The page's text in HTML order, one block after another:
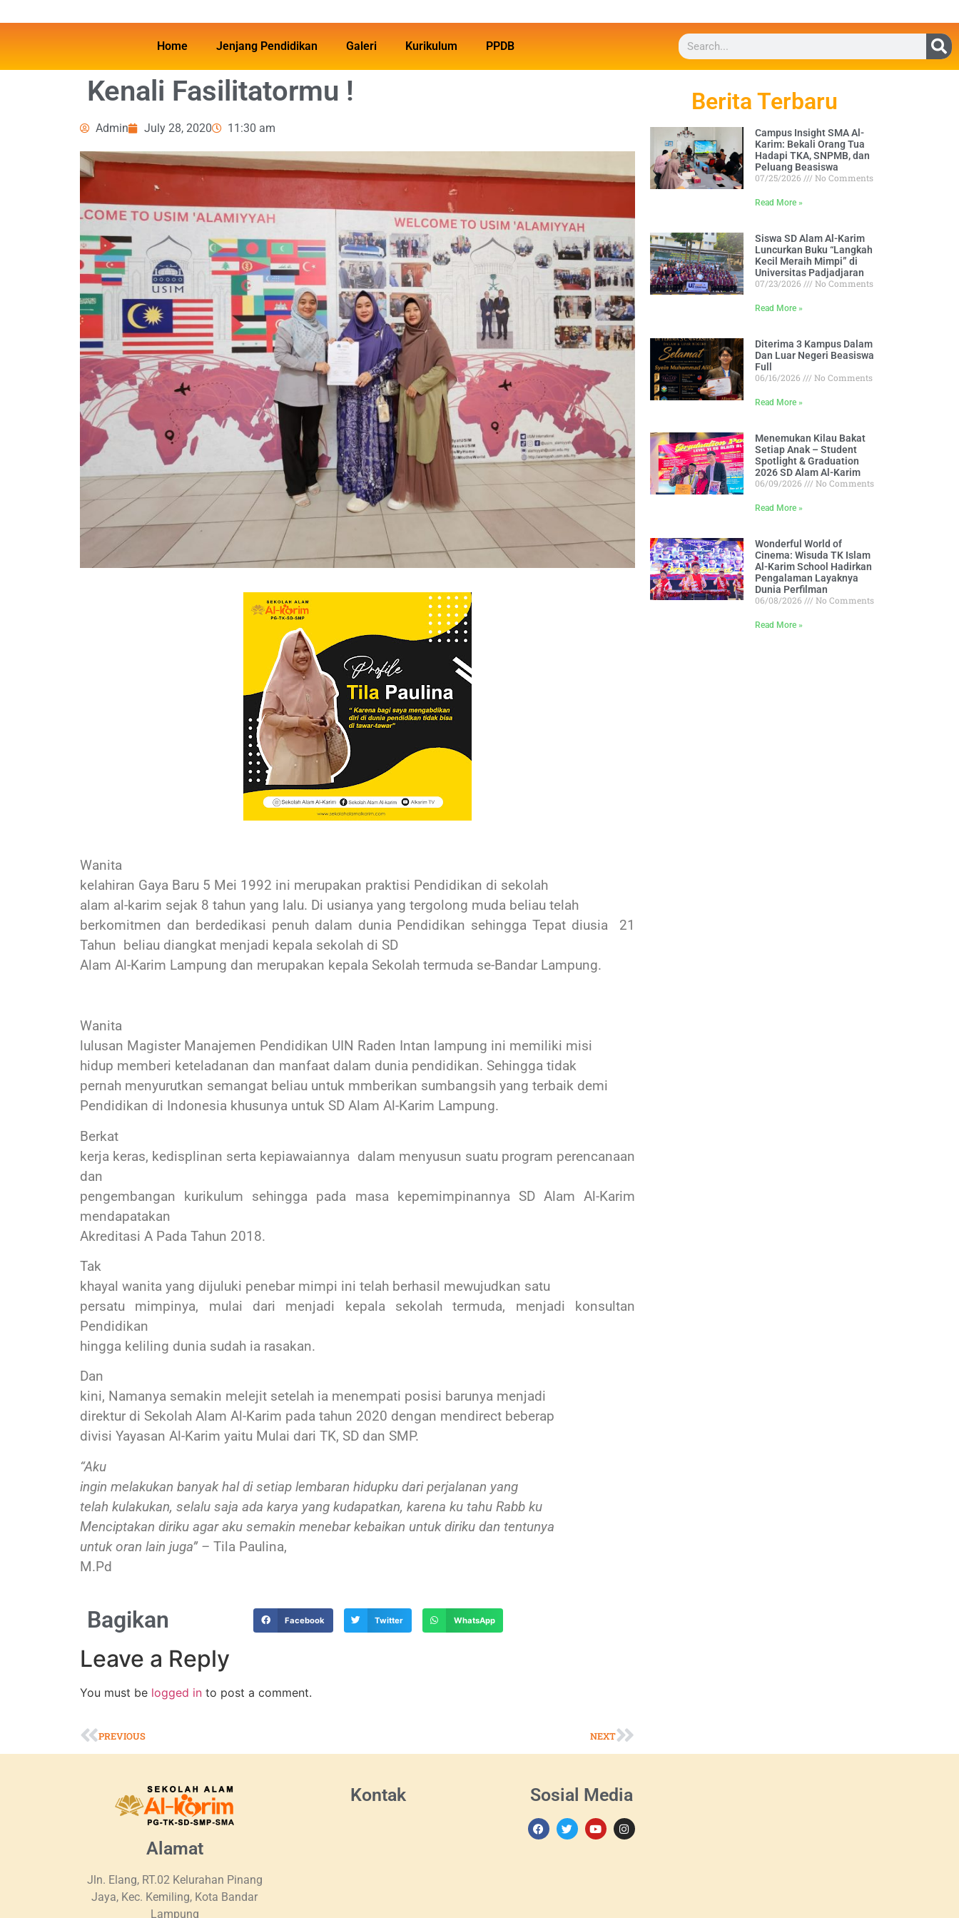
Home Jenjang Pendidikan Galeri Kurikulum PPDB
Kenali Fasilitatormu !
Admin July 28, 2020 11:30 am
Wanita
kelahiran Gaya Baru 5 Mei 1992 ini merupakan praktisi Pendidikan di sekolah
alam al-karim sejak 8 tahun yang lalu. Di usianya yang tergolong muda beliau telah
berkomitmen dan berdedikasi penuh dalam dunia Pendidikan sehingga Tepat diusia
21
Tahun beliau diangkat menjadi kepala sekolah di SD
Alam Al-Karim Lampung dan merupakan kepala Sekolah termuda se-Bandar Lampung.
Wanita
lulusan Magister Manajemen Pendidikan UIN Raden Intan lampung ini memiliki misi
hidup memberi keteladanan dan manfaat dalam dunia pendidikan. Sehingga tidak
pernah menyurutkan semangat beliau untuk mmberikan sumbangsih yang terbaik demi
Pendidikan di Indonesia khusunya untuk SD Alam Al-Karim Lampung.
Berkat
kerja keras, kedisplinan serta kepiawaiannya dalam menyusun suatu program perencanaan
dan
pengembangan kurikulum sehingga pada masa kepemimpinannya SD Alam Al-Karim
mendapatakan
Akreditasi A Pada Tahun 2018.
Tak
khayal wanita yang dijuluki penebar mimpi ini telah berhasil mewujudkan satu
persatu mimpinya, mulai dari menjadi kepala sekolah termuda, menjadi konsultan
Pendidikan
hingga keliling dunia sudah ia rasakan.
Dan
kini, Namanya semakin melejit setelah ia menempati posisi barunya menjadi
direktur di Sekolah Alam Al-Karim pada tahun 2020 dengan mendirect beberap
divisi Yayasan Al-Karim yaitu Mulai dari TK, SD dan SMP.
“Aku
ingin melakukan banyak hal di setiap lembaran hidupku dari perjalanan yang
telah kulakukan, selalu saja ada karya yang kudapatkan, karena ku tahu Rabb ku
Menciptakan diriku agar aku semakin menebar kebaikan untuk diriku dan tentunya
untuk oran lain juga” – Tila Paulina,
M.Pd
Bagikan Facebook Twitter WhatsApp
Leave a Reply
You must be logged in to post a comment.
PREVIOUS NEXT
Berita Terbaru
Campus Insight SMA Al-
Karim: Bekali Orang Tua
Hadapi TKA, SNPMB, dan
Peluang Beasiswa
07/25/2026
No Comments
Read More »
Siswa SD Alam Al-Karim
Luncurkan Buku “Langkah
Kecil Meraih Mimpi” di
Universitas Padjadjaran
07/23/2026
No Comments
Read More »
Diterima 3 Kampus Dalam
Dan Luar Negeri Beasiswa
Full
06/16/2026
No Comments
Read More »
Menemukan Kilau Bakat
Setiap Anak – Student
Spotlight & Graduation
2026 SD Alam Al-Karim
06/09/2026
No Comments
Read More »
Wonderful World of
Cinema: Wisuda TK Islam
Al-Karim School Hadirkan
Pengalaman Layaknya
Dunia Perfilman
06/08/2026
No Comments
Read More »
Alamat
Jln. Elang, RT.02 Kelurahan Pinang
Jaya, Kec. Kemiling, Kota Bandar
Lampung
Kontak Sosial Media